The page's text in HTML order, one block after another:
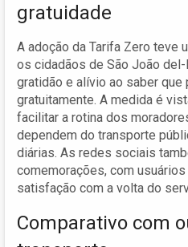
gratuidade
A adoção da Tarifa Zero teve
os cidadãos de São João
gratidão e alívio ao saber
gratuitamente. A medida é
facilitar a rotina dos
dependem do transporte
diárias. As redes sociais
comemorações, com
satisfação com a volta do
Comparativo com